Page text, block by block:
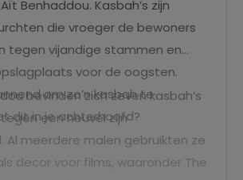
Benhaddou. Kasbah’s zijn
die vroeger de bewoners
tegen vijandige stammen en
voor de oogsten.
om zo’n kasbah te
dit in je achterhoofd?
bevinden zich zeven kasbah’s
een heuvel zijn
Al meerdere malen gebruikten ze
decor voor films, waaronder The